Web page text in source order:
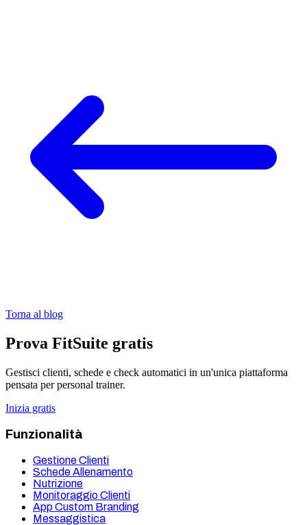
Torna al blog
Prova FitSuite gratis
Gestisci clienti, schede e check automatici in un'unica piattaforma
pensata per personal trainer.
Inizia gratis
Funzionalità
Gestione Clienti
Schede Allenamento
Nutrizione
Monitoraggio Clienti
App Custom Branding
Messaggistica